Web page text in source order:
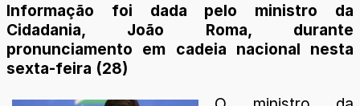
Informação foi dada pelo ministro da
Cidadania, João Roma, durante
pronunciamento em cadeia nacional nesta
sexta-feira (28)